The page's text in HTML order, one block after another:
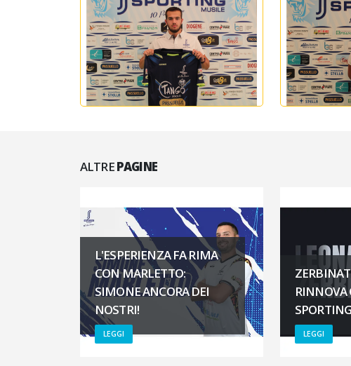
ALTREPAGINE
L'ESPERIENZA FA RIMA
CON MARLETTO:
SIMONE ANCORA DEI
NOSTRI!
LEGGI
RINNOVA
LEGGI